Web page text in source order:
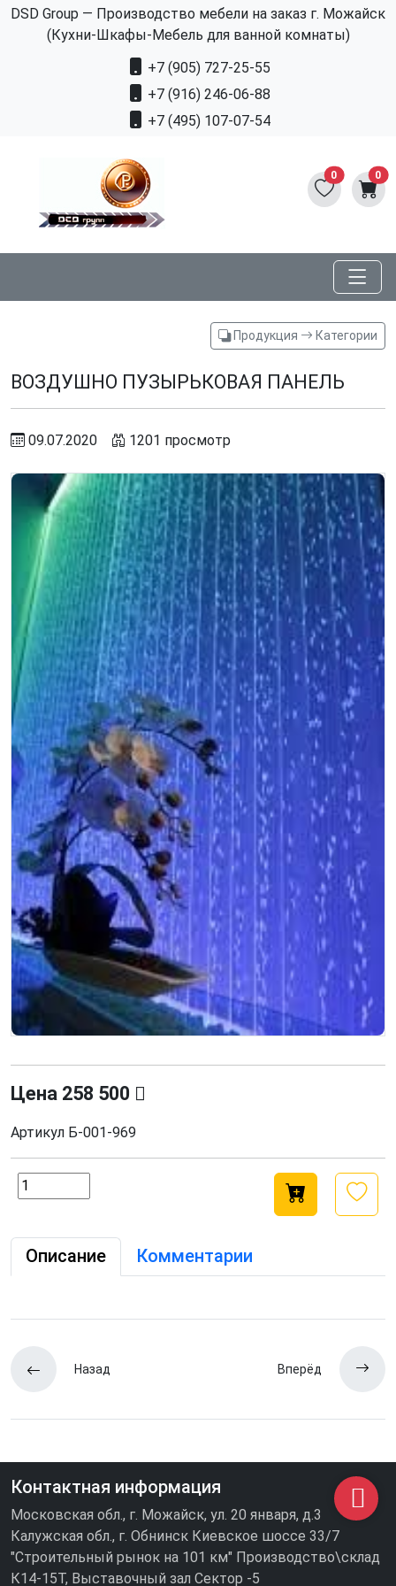
DSD Group — Производство мебели на заказ г. Можайск
(Кухни-Шкафы-Мебель для ванной комнаты)
+7 (905) 727-25-55
+7 (916) 246-06-88
+7 (495) 107-07-54
0 0
Продукция Категории
ВОЗДУШНО ПУЗЫРЬКОВАЯ ПАНЕЛЬ
09.07.2020 1201 просмотр
Цена 258 500
Артикул Б-001-969
Описание Комментарии
Назад Вперёд
Контактная информация
Московская обл., г. Можайск, ул. 20 января, д.3
Калужская обл., г. Обнинск Киевское шоссе 33/7
"Строительный рынок на 101 км" Производство\склад
К14-15Т, Выставочный зал Сектор -5